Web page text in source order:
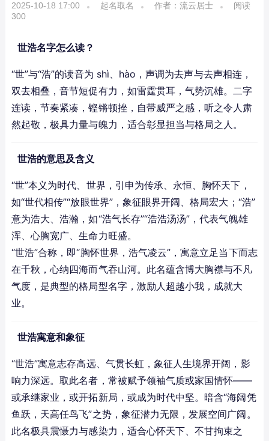
2025-10-18 17:00 起名取名 作者：流云居士
阅读
300
世浩名字怎么读？
“世”与“浩”的读音为 shì、hào，声调为去声与去声相连，
双去相叠，音节短促有力，如雷霆贯耳，气势沉雄。二字
连读，节奏紧凑，铿锵顿挫，自带威严之感，听之令人肃
然起敬，极具力量与魄力，适合彰显担当与格局之人。
世浩的意思及含义
“世”本义为时代、世界，引申为传承、永恒、胸怀天下，
如“世代相传”“放眼世界”，象征眼界开阔、格局宏大；“浩”
意为浩大、浩瀚，如“浩气长存”“浩浩汤汤”，代表气魄雄
浑、心胸宽广、生命力旺盛。
“世浩”合称，即“胸怀世界，浩气凌云”，寓意立足当下而志
在千秋，心纳四海而气吞山河。此名蕴含博大胸襟与不凡
气度，是典型的格局型名字，激励人超越小我，成就大
业。
世浩寓意和象征
“世浩”寓意志存高远、气贯长虹，象征人生境界开阔，影
响力深远。取此名者，常被赋予领袖气质或家国情怀——
或承继家业，或开拓新局，或成为时代中坚。暗含“海阔凭
鱼跃，天高任鸟飞”之势，象征潜力无限，发展空间广阔。
此名极具震慑力与感染力，适合心怀天下、不甘拘束之